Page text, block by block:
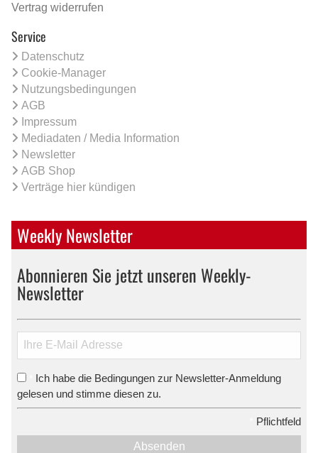
Vertrag widerrufen
Service
Datenschutz
Cookie-Manager
Nutzungsbedingungen
AGB
Impressum
Mediadaten / Media Information
Newsletter
AGB Shop
Verträge hier kündigen
Weekly Newsletter
Abonnieren Sie jetzt unseren Weekly-
Newsletter
Ich habe die Bedingungen zur Newsletter-Anmeldung
gelesen und stimme diesen zu.
Pflichtfeld
Absenden